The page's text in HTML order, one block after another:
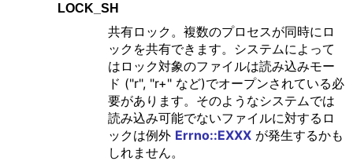
LOCK_SH
共有ロック。複数のプロセスが同時にロ
ックを共有できます。システムによって
はロック対象のファイルは読み込みモー
ド ("r", "r+" など)でオープンされている必
要があります。そのようなシステムでは
読み込み可能でないファイルに対するロ
ックは例外 Errno::EXXXが発生するかも
しれません。